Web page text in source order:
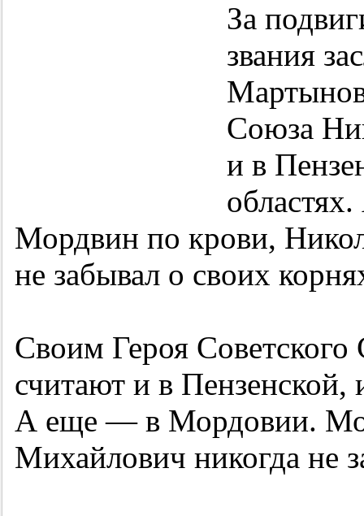
За
звания
Союза
и в
Мордвин по крови,
не забывал о своих
Своим Героя
считают и в Пензенской,
А еще — в Мордовии.
Михайлович никогда не